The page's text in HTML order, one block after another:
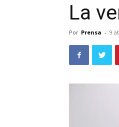
La
Por Prensa - 9